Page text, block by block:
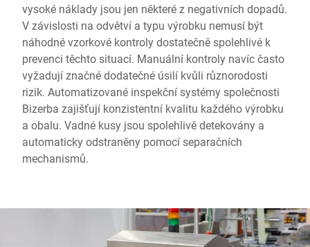
vysoké náklady jsou jen některé z negativních dopadů.
V závislosti na odvětví a typu výrobku nemusí být
náhodné vzorkové kontroly dostatečně spolehlivé k
prevenci těchto situací. Manuální kontroly navíc často
vyžadují značné dodatečné úsilí kvůli různorodosti
rizik. Automatizované inspekční systémy společnosti
Bizerba zajišťují konzistentní kvalitu každého výrobku
a obalu. Vadné kusy jsou spolehlivě detekovány a
automaticky odstraněny pomocí separačních
mechanismů.